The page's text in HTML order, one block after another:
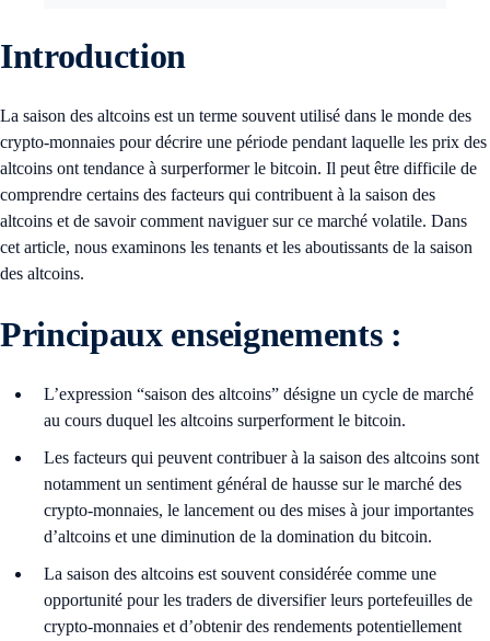
Introduction
La saison des altcoins est un terme souvent utilisé dans le monde des
crypto-monnaies pour décrire une période pendant laquelle les prix des
altcoins ont tendance à surperformer le bitcoin. Il peut être difficile de
comprendre certains des facteurs qui contribuent à la saison des
altcoins et de savoir comment naviguer sur ce marché volatile. Dans
cet article, nous examinons les tenants et les aboutissants de la saison
des altcoins.
Principaux enseignements :
L’expression “saison des altcoins” désigne un cycle de marché
au cours duquel les altcoins surperforment le bitcoin.
Les facteurs qui peuvent contribuer à la saison des altcoins sont
notamment un sentiment général de hausse sur le marché des
crypto-monnaies, le lancement ou des mises à jour importantes
d’altcoins et une diminution de la domination du bitcoin.
La saison des altcoins est souvent considérée comme une
opportunité pour les traders de diversifier leurs portefeuilles de
crypto-monnaies et d’obtenir des rendements potentiellement